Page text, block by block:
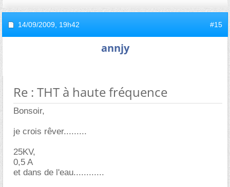
14/09/2009, 19h42 #15
annjy
Re : THT à haute fréquence
Bonsoir,
je crois rêver.........
25KV,
0,5 A
et dans de l'eau............